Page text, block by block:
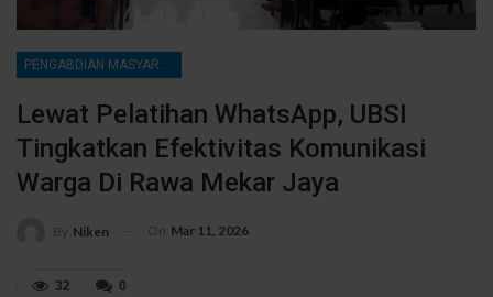
Lewat Pelatihan WhatsApp, UBSI
Tingkatkan Efektivitas Komunikasi
Warga Di Rawa Mekar Jaya
By Niken On Mar 11, 2026
0
32